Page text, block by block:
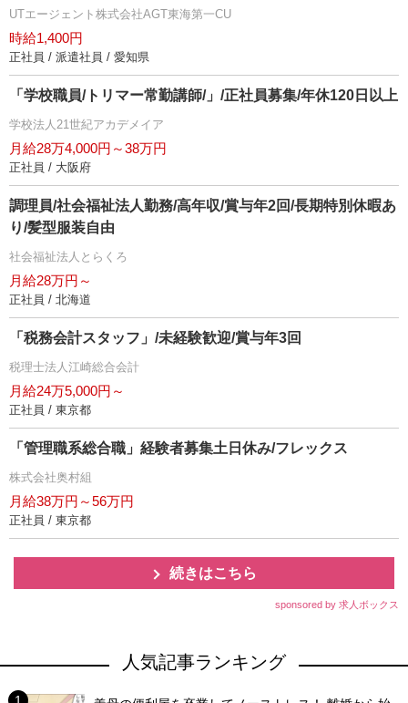
UTエージェント株式会社AGT東海第一CU
時給1,400円
正社員 / 派遣社員 / 愛知県
「学校職員/トリマー常勤講師/」/正社員募集/年休120日以上
学校法人21世紀アカデメイア
月給28万4,000円～38万円
正社員 / 大阪府
調理員/社会福祉法人勤務/高年収/賞与年2回/長期特別休暇あ
り/髪型服装自由
社会福祉法人とらくろ
月給28万円～
正社員 / 北海道
「税務会計スタッフ」/未経験歓迎/賞与年3回
税理士法人江崎総合会計
月給24万5,000円～
正社員 / 東京都
「管理職系総合職」経験者募集土日休み/フレックス
株式会社奥村組
月給38万円～56万円
正社員 / 東京都
続きはこちら
sponsored by 求人ボックス
人気記事ランキング